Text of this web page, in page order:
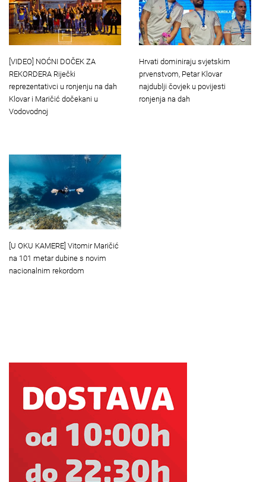
[VIDEO] NOĆNI DOČEK ZA
REKORDERA Riječki
reprezentativci u ronjenju na dah
Klovar i Maričić dočekani u
Vodovodnoj
Hrvati dominiraju svjetskim
prvenstvom, Petar Klovar
najdublji čovjek u povijesti
ronjenja na dah
[U OKU KAMERE] Vitomir Maričić
na 101 metar dubine s novim
nacionalnim rekordom